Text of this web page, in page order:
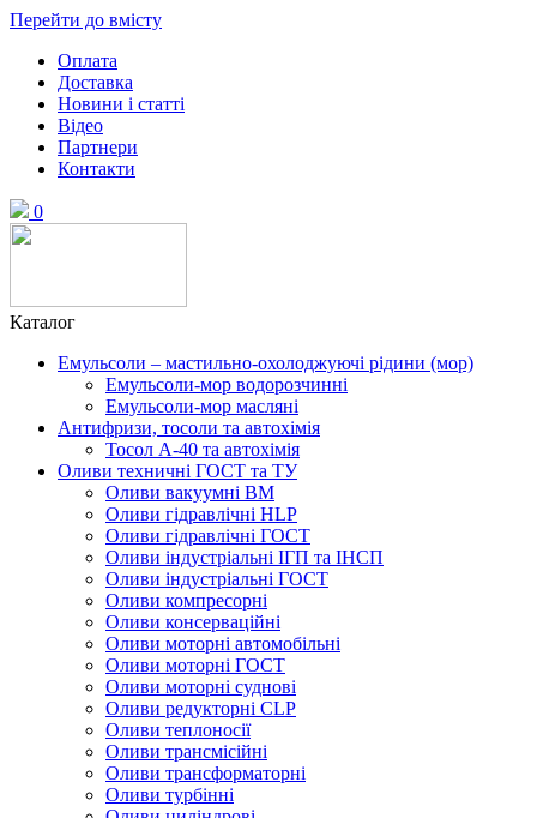
Перейти до вмісту
Оплата
Доставка
Новини і статті
Відео
Партнери
Контакти
0
Каталог
Емульсоли – мастильно-охолоджуючі рідини (мор)
Емульсоли-мор водорозчинні
Емульсоли-мор масляні
Антифризи, тосоли та автохімія
Тосол А-40 та автохімія
Оливи техничні ГОСТ та ТУ
Оливи вакуумні ВМ
Оливи гідравлічні HLP
Оливи гідравлічні ГОСТ
Оливи індустріальні ІГП та ІНСП
Оливи індустріальні ГОСТ
Оливи компресорні
Оливи консерваційні
Оливи моторні автомобільні
Оливи моторні ГОСТ
Оливи моторні суднові
Оливи редукторні CLP
Оливи теплоносії
Оливи трансмісійні
Оливи трансформаторні
Оливи турбінні